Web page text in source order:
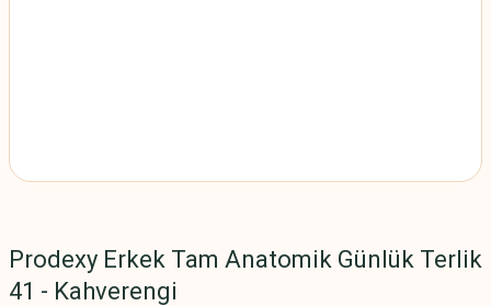
Prodexy Erkek Tam Anatomik Günlük Terlik
41 - Kahverengi